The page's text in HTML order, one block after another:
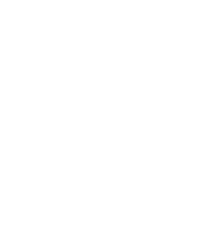
Una colección de
lienzos de hasta
de lujo en
tampoco: entre
figuras tan